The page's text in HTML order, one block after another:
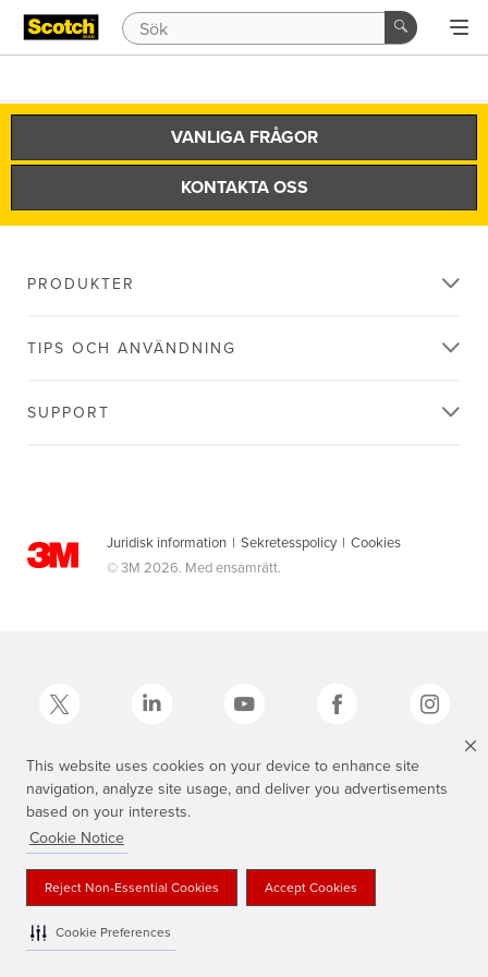
This website uses cookies on your device to enhance site
navigation, analyze site usage, and deliver you advertisements
based on your interests.
Cookie Notice
Reject Non-Essential Cookies Accept Cookies
Cookie Preferences
VANLIGA FRÅGOR
KONTAKTA OSS
PRODUKTER
TIPS OCH ANVÄNDNING
SUPPORT
Juridisk information | Sekretesspolicy | Cookies
© 3M 2026. Med ensamrätt.
3M, Scotch®, Magic och den skotskrutiga designen är varumärken som